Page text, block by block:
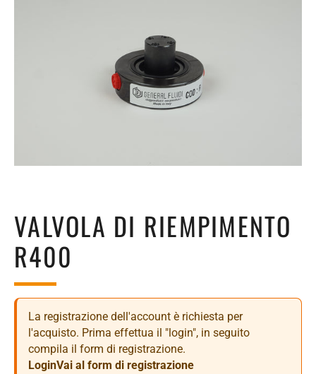
VALVOLA DI RIEMPIMENTO
R400
La registrazione dell'account è richiesta per
l'acquisto. Prima effettua il "login", in seguito
compila il form di registrazione.
LoginVai al form di registrazione